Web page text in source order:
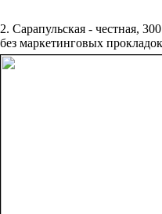
2. Сарапульская - честная,
без маркетинговых